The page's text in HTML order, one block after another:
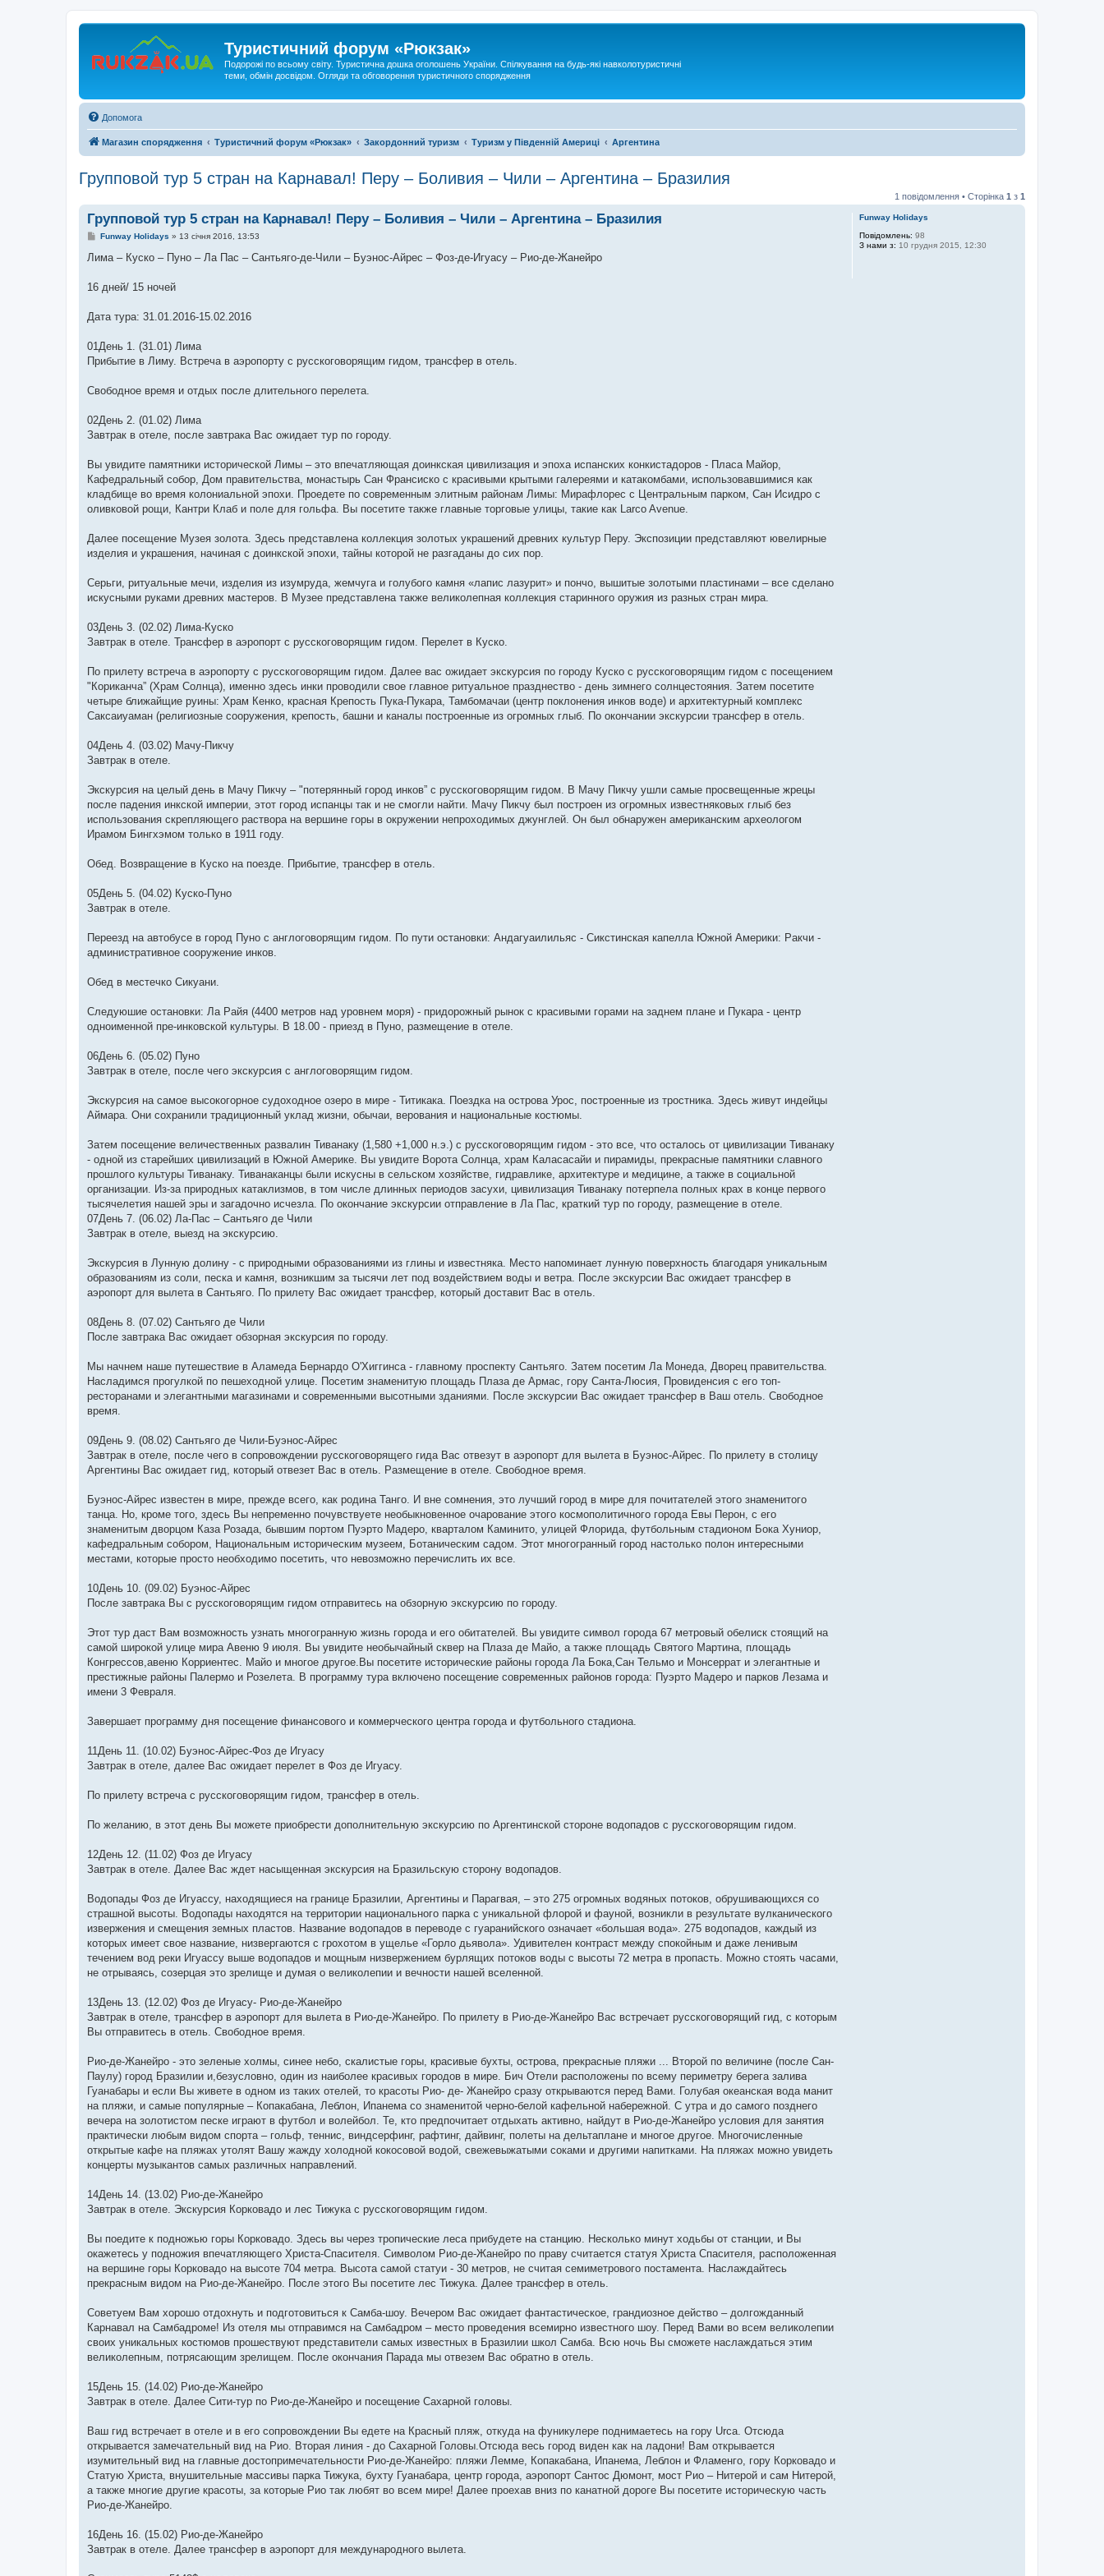
Туристичний форум «Рюкзак»
Подорожі по всьому світу. Туристична дошка оголошень України. Спілкування на будь-які навколотуристичні
теми, обмін досвідом. Огляди та обговорення туристичного спорядження
Допомога
Магазин спорядження Туристичний форум «Рюкзак» Закордонний туризм Туризм у Південній Америці Аргентина
Групповой тур 5 стран на Карнавал! Перу – Боливия – Чили – Аргентина – Бразилия
1 повідомлення • Сторінка 1 з 1
Funway Holidays
Повідомлень: 98
З нами з: 10 грудня 2015, 12:30
Групповой тур 5 стран на Карнавал! Перу – Боливия – Чили – Аргентина – Бразилия
П
в
о
м
е
я
Funway Holidays » 13 січня 2016, 13:53
Лима – Куско – Пуно – Ла Пас – Сантьяго-де-Чили – Буэнос-Айрес – Фоз-де-Игуасу – Рио-де-Жанейро
16 дней/ 15 ночей
Дата тура: 31.01.2016-15.02.2016
01День 1. (31.01) Лима
Прибытие в Лиму. Встреча в аэропорту с русскоговорящим гидом, трансфер в отель.
Свободное время и отдых после длительного перелета.
02День 2. (01.02) Лима
Завтрак в отеле, после завтрака Вас ожидает тур по городу.
Вы увидите памятники исторической Лимы – это впечатляющая доинкская цивилизация и эпоха испанских конкистадоров - Пласа Майор,
Кафедральный собор, Дом правительства, монастырь Сан Франсиско с красивыми крытыми галереями и катакомбами, использовавшимися как
кладбище во время колониальной эпохи. Проедете по современным элитным районам Лимы: Мирафлорес с Центральным парком, Сан Исидро с
оливковой рощи, Кантри Клаб и поле для гольфа. Вы посетите также главные торговые улицы, такие как Larco Avenue.
Далее посещение Музея золота. Здесь представлена коллекция золотых украшений древних культур Перу. Экспозиции представляют ювелирные
изделия и украшения, начиная с доинкской эпохи, тайны которой не разгаданы до сих пор.
Серьги, ритуальные мечи, изделия из изумруда, жемчуга и голубого камня «лапис лазурит» и пончо, вышитые золотыми пластинами – все сделано
искусными руками древних мастеров. В Музее представлена также великолепная коллекция старинного оружия из разных стран мира.
03День 3. (02.02) Лима-Куско
Завтрак в отеле. Трансфер в аэропорт с русскоговорящим гидом. Перелет в Куско.
По прилету встреча в аэропорту с русскоговорящим гидом. Далее вас ожидает экскурсия по городу Куско с русскоговорящим гидом c посещением
"Кориканча” (Храм Солнцa), именно здесь инки проводили свое главное ритуальное празднество - день зимнего солнцестояния. Затем посетите
четыре ближайщиe руины: Храм Кенко, красная Крепость Пука-Пукара, Тамбомачаи (центр поклонения инков воде) и архитектурный комплекс
Саксаиуаман (религиозные сооружения, крепость, башни и каналы построенные из огромных глыб. По окончании экскурсии трансфер в отель.
04День 4. (03.02) Мачу-Пикчу
Завтрак в отеле.
Экскурсия на целый день в Мачу Пикчу – "потерянный город инков” с русскоговорящим гидом. В Мачу Пикчу ушли самые просвещенные жрецы
после падения инкской империи, этот город испанцы так и не смогли найти. Мачу Пикчу был построен из огромных известняковыx глыб без
использования скрепляющего раствора на вершине горы в окружении непроходимых джунглей. Он был обнаружен американским археологом
Ирамом Бингхэмом только в 1911 году.
Oбед. Возвращение в Куско на поезде. Прибытие, трансфер в отель.
05День 5. (04.02) Куско-Пуно
Завтрак в отеле.
Переезд на автобусе в город Пуно с англоговорящим гидом. По пути остановки: Андагуаилильяс - Сикстинская капелла Южной Америки: Ракчи -
административное сооружение инков.
Oбед в местечко Сикуани.
Следуюшие остановки: Ла Райя (4400 метров над уровнем моря) - придорожный рынок с красивыми горами на заднем плане и Пукара - центр
одноименной пре-инковской культуры. B 18.00 - приезд в Пуно, размещение в отеле.
06День 6. (05.02) Пуно
Завтрак в отеле, после чего экскурсия с англоговорящим гидом.
Экскурсия на самое высокогорное судоходное озеро в мире - Титикака. Поездка на острова Урос, построенные из тростника. Здесь живут индейцы
Аймара. Они сохранили традиционный уклад жизни, обычаи, верования и национальные костюмы.
Затем посещение величественных развалин Тиванаку (1,580 +1,000 н.э.) с русскоговорящим гидом - это все, что осталось от цивилизации Тиванаку
- одной из старейших цивилизаций в Южной Америке. Вы увидите Ворота Солнца, храм Каласасайи и пирамиды, прекрасные памятники славного
прошлого культуры Тиванаку. Тиванаканцы были искусны в сельском хозяйстве, гидравлике, архитектуре и медицине, а также в социальной
организации. Из-за природных катаклизмов, в том числе длинных периодов засухи, цивилизация Тиванаку потерпела полных крах в конце первого
тысячелетия нашей эры и загадочно исчезла. По окончание экскурсии отправление в Ла Пас, краткий тур по городу, размещение в отеле.
07День 7. (06.02) Ла-Пас – Сантьяго де Чили
Завтрак в отеле, выезд на экскурсию.
Экскурсия в Лунную долину - с природными образованиями из глины и известняка. Место напоминает лунную поверхность благодаря уникальным
образованиям из соли, песка и камня, возникшим за тысячи лет под воздействием воды и ветра. После экскурсии Вас ожидает трансфер в
аэропорт для вылета в Сантьяго. По прилету Вас ожидает трансфер, который доставит Вас в отель.
08День 8. (07.02) Сантьяго де Чили
После завтрака Вас ожидает обзорная экскурсия по городу.
Мы начнем наше путешествие в Аламеда Бернардо О'Хиггинса - главному проспекту Сантьяго. Затем посетим Ла Монеда, Дворец правительства.
Насладимся прогулкой по пешеходной улице. Посетим знаменитую площадь Плаза де Армас, гору Санта-Люсия, Провиденсия с его топ-
ресторанами и элегантными магазинами и современными высотными зданиями. После экскурсии Вас ожидает трансфер в Ваш отель. Свободное
время.
09День 9. (08.02) Сантьяго де Чили-Буэнос-Айрес
Завтрак в отеле, после чего в сопровождении русскоговорящего гида Вас отвезут в аэропорт для вылета в Буэнос-Айрес. По прилету в столицу
Аргентины Вас ожидает гид, который отвезет Вас в отель. Размещение в отеле. Свободное время.
Буэнос-Айрес известен в мире, прежде всего, как родина Танго. И вне сомнения, это лучший город в мире для почитателей этого знаменитого
танца. Но, кроме того, здесь Вы непременно почувствуете необыкновенное очарование этого космополитичного города Евы Перон, с его
знаменитым дворцом Каза Розада, бывшим портом Пуэрто Мадеро, кварталом Каминито, улицей Флорида, футбольным стадионом Бока Хуниор,
кафедральным собором, Национальным историческим музеем, Ботаническим садом. Этот многогранный город настолько полон интересными
местами, которые просто необходимо посетить, что невозможно перечислить их все.
10День 10. (09.02) Буэнос-Айрес
После завтрака Вы с русскоговорящим гидом отправитесь на обзорную экскурсию по городу.
Этот тур даст Вам возможность узнать многогранную жизнь города и его обитателей. Вы увидите символ города 67 метровый обелиск стоящий на
самой широкой улице мира Авеню 9 июля. Вы увидите необычайный сквер на Плаза де Майо, а также площадь Святого Мартина, площадь
Конгрессов,авеню Корриентес. Майо и многое другое.Вы посетите исторические районы города Ла Бока,Сан Тельмо и Монсеррат и элегантные и
престижные районы Палермо и Розелета. В программу тура включено посещение современных районов города: Пуэрто Мадеро и парков Лезама и
имени 3 Февраля.
Завершает программу дня посещение финансового и коммерческого центра города и футбольного стадиона.
11День 11. (10.02) Буэнос-Айрес-Фоз де Игуасу
Завтрак в отеле, далее Вас ожидает перелет в Фоз де Игуасу.
По прилету встреча с русскоговорящим гидом, трансфер в отель.
По желанию, в этот день Вы можете приобрести дополнительную экскурсию по Аргентинской стороне водопадов с русскоговорящим гидом.
12День 12. (11.02) Фоз де Игуасу
Завтрак в отеле. Далее Вас ждет насыщенная экскурсия на Бразильскую сторону водопадов.
Водопады Фоз де Игуассу, находящиеся на границе Бразилии, Аргентины и Парагвая, – это 275 огромных водяных потоков, обрушивающихся со
страшной высоты. Водопады находятся на территории национального парка с уникальной флорой и фауной, возникли в результате вулканического
извержения и смещения земных пластов. Название водопадов в переводе с гуаранийского означает «большая вода». 275 водопадов, каждый из
которых имеет свое название, низвергаются с грохотом в ущелье «Горло дьявола». Удивителен контраст между спокойным и даже ленивым
течением вод реки Игуассу выше водопадов и мощным низвержением бурлящих потоков воды с высоты 72 метра в пропасть. Можно стоять часами,
не отрываясь, созерцая это зрелище и думая о великолепии и вечности нашей вселенной.
13День 13. (12.02) Фоз де Игуасу- Рио-де-Жанейро
Завтрак в отеле, трансфер в аэропорт для вылета в Рио-де-Жанейро. По прилету в Рио-де-Жанейро Вас встречает русскоговорящий гид, с которым
Вы отправитесь в отель. Свободное время.
Рио-де-Жанейро - это зеленые холмы, синее небо, скалистые горы, красивые бухты, острова, прекрасные пляжи ... Второй по величине (после Сан-
Паулу) город Бразилии и,безусловно, один из наиболее красивых городов в мире. Бич Отели расположены по всему периметру берега залива
Гуанабары и если Вы живете в одном из таких отелей, то красоты Рио- де- Жанейро сразу открываются перед Вами. Голубая океанская вода манит
на пляжи, и самые популярные – Копакабана, Леблон, Ипанема со знаменитой черно-белой кафельной набережной. С утра и до самого позднего
вечера на золотистом песке играют в футбол и волейбол. Те, кто предпочитает отдыхать активно, найдут в Рио-де-Жанейро условия для занятия
практически любым видом спорта – гольф, теннис, виндсерфинг, рафтинг, дайвинг, полеты на дельтаплане и многое другое. Многочисленные
открытые кафе на пляжах утолят Вашу жажду холодной кокосовой водой, свежевыжатыми соками и другими напитками. На пляжах можно увидеть
концерты музыкантов самых различных направлений.
14День 14. (13.02) Рио-де-Жанейро
Завтрак в отеле. Экскурсия Корковадо и лес Тижука с русскоговорящим гидом.
Вы поедите к подножью горы Корковадо. Здесь вы через тропические леса прибудете на станцию. Несколько минут ходьбы от станции, и Вы
окажетесь у подножия впечатляющего Христа-Спасителя. Символом Рио-де-Жанейро по праву считается статуя Христа Спасителя, расположенная
на вершине горы Корковадo на высоте 704 метра. Высота самой статуи - 30 метров, не считая семиметрового постамента. Наслаждайтесь
прекрасным видом на Рио-де-Жанейро. После этого Вы посетите лес Тижука. Далее трансфер в отель.
Советуем Вам хорошо отдохнуть и подготовиться к Самба-шоу. Вечером Вас ожидает фантастическое, грандиозное действо – долгожданный
Карнавал на Самбадроме! Из отеля мы отправимся на Самбадром – место проведения всемирно известного шоу. Перед Вами во всем великолепии
своих уникальных костюмов прошествуют представители самых известных в Бразилии школ Самба. Всю ночь Вы сможете наслаждаться этим
великолепным, потрясающим зрелищем. После окончания Парада мы отвезем Вас обратно в отель.
15День 15. (14.02) Рио-де-Жанейро
Завтрак в отеле. Далее Сити-тур по Рио-де-Жанейро и посещение Сахарной головы.
Ваш гид встречает в отеле и в его сопровождении Вы едете на Красный пляж, откуда на фуникулере поднимаетесь на гору Urca. Отсюда
открывается замечательный вид на Рио. Вторая линия - до Сахарной Головы.Отсюда весь город виден как на ладони! Вам открывается
изумительный вид на главные достопримечательности Рио-де-Жанейро: пляжи Лемме, Копакабана, Ипанема, Леблон и Фламенго, гору Корковадо и
Статую Христа, внушительные массивы парка Тижука, бухту Гуанабара, центр города, аэропорт Сантос Дюмонт, мост Рио – Нитерой и сам Нитерой,
а также многие другие красоты, за которые Рио так любят во всем мире! Далее проехав вниз по канатной дороге Вы посетите историческую часть
Рио-де-Жанейро.
16День 16. (15.02) Рио-де-Жанейро
Завтрак в отеле. Далее трансфер в аэропорт для международного вылета.